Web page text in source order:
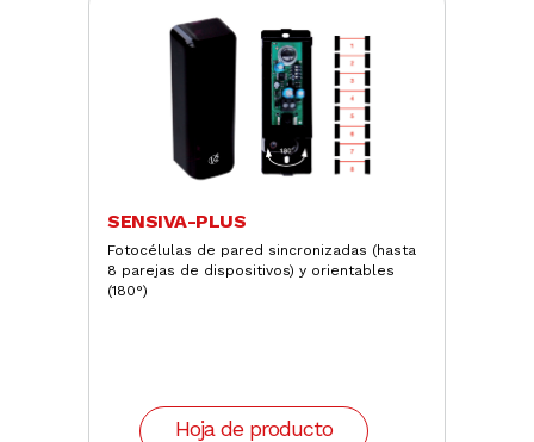
SENSIVA-PLUS
Fotocélulas de pared sincronizadas (hasta
8 parejas de dispositivos) y orientables
(180°)
Hoja de producto